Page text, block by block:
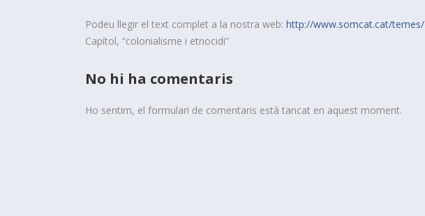
Podeu llegir el text complet a la nostra web: http://www.somcat.cat/temes/
Capítol, “colonialisme i etnocidi”
No hi ha comentaris
Ho sentim, el formulari de comentaris està tancat en aquest moment.